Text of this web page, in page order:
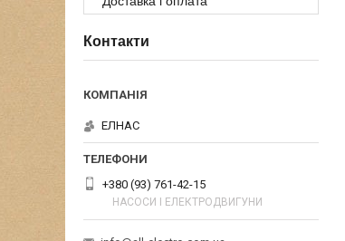
Контакти
ЕЛНАС
+380 (93) 761-42-15
НАСОСИ І ЕЛЕКТРОДВИГУНИ